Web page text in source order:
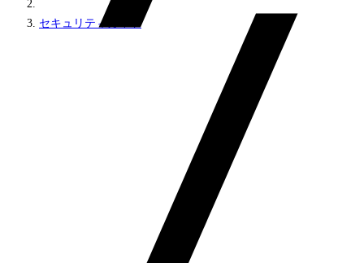
セキュリティガイド